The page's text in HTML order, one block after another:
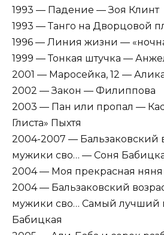
1993 — Падение — Зоя Клинт
1993 — Танго на Дворцовой
1996 — Линия жизни —
1999 — Тонкая штучка —
2001 — Маросейка, 12 —
2002 — Закон — Филиппова
2003 — Пан или пропал —
Глиста» Пыхтя
2004-2007 — Бальзаковский
мужики сво… — Соня
2004 — Моя прекрасная
2004 — Бальзаковский
мужики сво… Самый лучший
Бабицкая